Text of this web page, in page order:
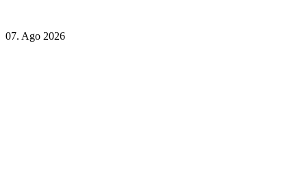
07. Ago 2026